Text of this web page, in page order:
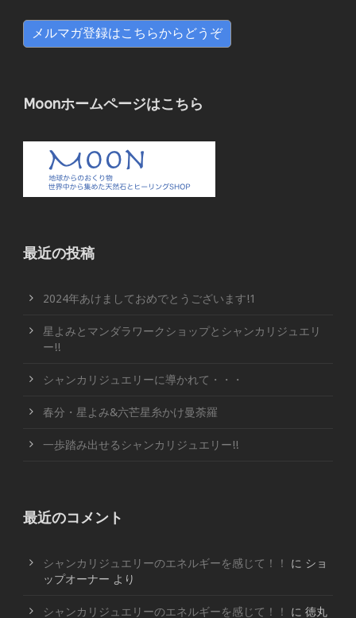
メルマガ登録はこちらからどうぞ
Moonホームページはこちら
最近の投稿
2024年あけましておめでとうございます!1
星よみとマンダラワークショップとシャンカリジュエリ
ー!!
シャンカリジュエリーに導かれて・・・
春分・星よみ&六芒星糸かけ曼荼羅
一歩踏み出せるシャンカリジュエリー!!
最近のコメント
シャンカリジュエリーのエネルギーを感じて！！ に ショ
ップオーナー より
シャンカリジュエリーのエネルギーを感じて！！ に 徳丸